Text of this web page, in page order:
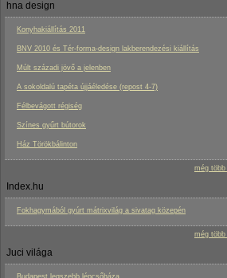
hna design
Konyhakiállítás 2011
BNV 2010 és Tér-forma-design lakberendezési kiállítás
Múlt századi jövő a jelenben
A sokoldalú tapéta újjáéledése (repost 4-7)
Félbevágott régiség
Színes gyűrt bútorok
Ház Törökbálinton
még
Index.hu
Fokhagymából gyúrt mátrixvilág a sivatag közepén
még
Juci világa
Budapest legszebb lépcsőháza